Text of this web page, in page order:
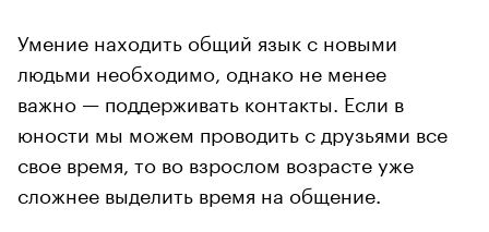
Умение находить общий язык с новыми
людьми необходимо, однако не менее
важно — поддерживать контакты. Если в
юности мы можем проводить с друзьями все
свое время, то во взрослом возрасте уже
сложнее выделить время на общение.